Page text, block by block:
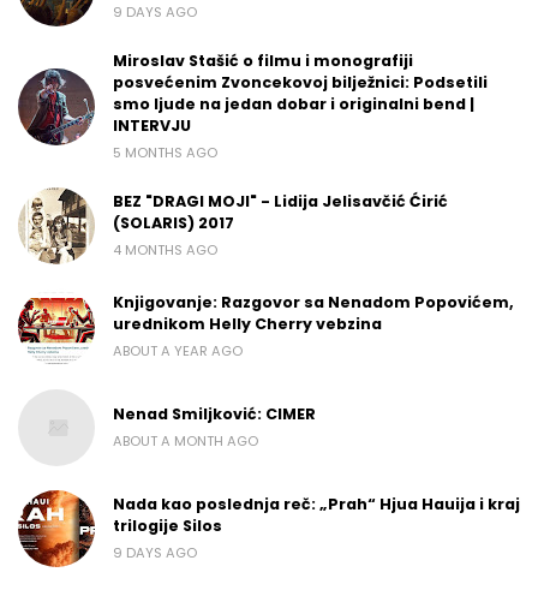
9 DAYS AGO
Miroslav Stašić o filmu i monografiji
posvećenim Zvoncekovoj bilježnici: Podsetili
smo ljude na jedan dobar i originalni bend |
INTERVJU
5 MONTHS AGO
BEZ "DRAGI MOJI" - Lidija Jelisavčić Ćirić
(SOLARIS) 2017
4 MONTHS AGO
Knjigovanje: Razgovor sa Nenadom Popovićem,
urednikom Helly Cherry vebzina
ABOUT A YEAR AGO
Nenad Smiljković: CIMER
ABOUT A MONTH AGO
Nada kao poslednja reč: „Prah“ Hjua Hauija i kraj
trilogije Silos
9 DAYS AGO